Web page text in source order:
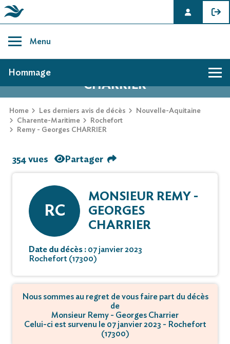
content
Menu
AVIS DE DÉCÈS DE REMY - GEORGES
CHARRIER
Home Les derniers avis de décès
Nouvelle-Aquitaine
Charente-Maritime
Rochefort
Remy - Georges CHARRIER
Hommage
354 vues Partager
RC
MONSIEUR REMY -
GEORGES
CHARRIER
Date du décès : 07 janvier 2023
Rochefort (17300)
Nous sommes au regret de vous faire part du décès
de
Monsieur Remy - Georges Charrier
Celui-ci est survenu le 07 janvier 2023 - Rochefort
(17300)